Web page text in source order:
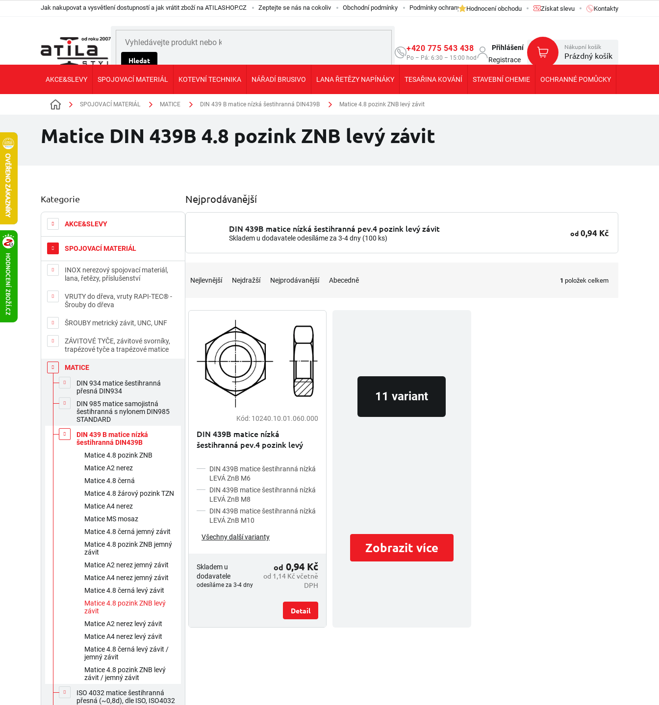
Jak nakupovat a vysvětlení dostupností a jak vrátit zboží na ATILASHOP.CZ Zeptejte se nás na cokoliv Obchodní podmínky Podmínky ochrany osobních údajů GDPR
Hodnocení obchodu Získat slevu Kontakty
Hledat
+420 775 543 438
Po – Pá: 6:30 – 15:00 hod
Přihlášení
Registrace
Nákupní košík
Prázdný košík
AKCE&SLEVY SPOJOVACÍ MATERIÁL KOTEVNÍ TECHNIKA NÁŘADÍ BRUSIVO LANA ŘETĚZY NAPÍNÁKY TESAŘINA KOVÁNÍ STAVEBNÍ CHEMIE OCHRANNÉ POMŮCKY
Domů SPOJOVACÍ MATERIÁL MATICE DIN 439 B matice nízká šestihranná DIN439B Matice 4.8 pozink ZNB levý závit
Matice DIN 439B 4.8 pozink ZNB levý závit
o
s
r
n
Přeskočit
kategorie
Kategorie
AKCE&SLEVY
SPOJOVACÍ MATERIÁL
INOX nerezový spojovací materiál,
lana, řetězy, příslušenství
VRUTY do dřeva, vruty RAPI-TEC® -
Šrouby do dřeva
ŠROUBY metrický závit, UNC, UNF
ZÁVITOVÉ TYČE, závitové svorníky,
trapézové tyče a trapézové matice
MATICE
DIN 934 matice šestihranná
přesná DIN934
DIN 985 matice samojistná
šestihranná s nylonem DIN985
STANDARD
DIN 439 B matice nízká
šestihranná DIN439B
Matice 4.8 pozink ZNB
Matice A2 nerez
Matice 4.8 černá
Matice 4.8 žárový pozink TZN
Matice A4 nerez
Matice MS mosaz
Matice 4.8 černá jemný závit
Matice 4.8 pozink ZNB jemný
závit
Matice A2 nerez jemný závit
Matice A4 nerez jemný závit
Matice 4.8 černá levý závit
Matice 4.8 pozink ZNB levý
závit
Matice A2 nerez levý závit
Matice A4 nerez levý závit
Matice 4.8 černá levý závit /
jemný závit
Matice 4.8 pozink ZNB levý
závit / jemný závit
ISO 4032 matice šestihranná
přesná (~0,8d), dle ISO, ISO4032
Nejprodávanější
DIN 439B matice nízká šestihranná pev.4 pozink levý závit
Skladem u dodavatele odesíláme za 3-4 dny (100 ks)
od 0,94 Kč
n
Nejlevnější Nejdražší Nejprodávanější Abecedně 1 položek celkem
V
Kód: 10240.10.01.060.000
DIN 439B matice nízká
šestihranná pev.4 pozink levý
DIN 439B matice šestihranná nízká
LEVÁ ZnB M6
DIN 439B matice šestihranná nízká
LEVÁ ZnB M8
DIN 439B matice šestihranná nízká
LEVÁ ZnB M10
Všechny další varianty
Skladem u
dodavatele
odesíláme za 3-4 dny
od 1,14 Kč včetně
DPH
od 0,94 Kč
Detail
11 variant
Zobrazit více